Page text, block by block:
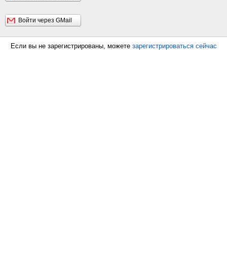
Войти через GMail
Если вы не зарегистрированы, можете зарегистрироваться сейчас